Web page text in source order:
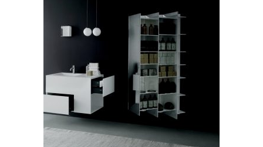
Boffi, mobile bagno,
modello Quadtwo
LEGGI TUTTO